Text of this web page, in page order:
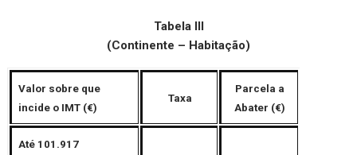
Tabela III
(Continente – Habitação)
Valor sobre que
incide o IMT (€)
Taxa
Parcela a
Abater (€)
Até 101.917